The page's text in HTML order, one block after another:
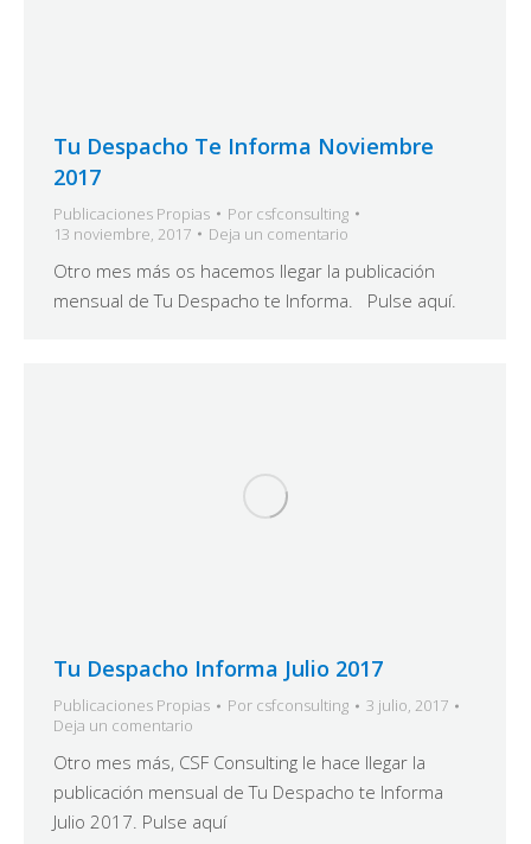
Tu Despacho Te Informa Noviembre
2017
Publicaciones Propias Por csfconsulting
13 noviembre, 2017
Deja un comentario
Otro mes más os hacemos llegar la publicación
mensual de Tu Despacho te Informa. Pulse aquí.
Tu Despacho Informa Julio 2017
Publicaciones Propias Por csfconsulting
3 julio, 2017
Deja un comentario
Otro mes más, CSF Consulting le hace llegar la
publicación mensual de Tu Despacho te Informa
Julio 2017. Pulse aquí